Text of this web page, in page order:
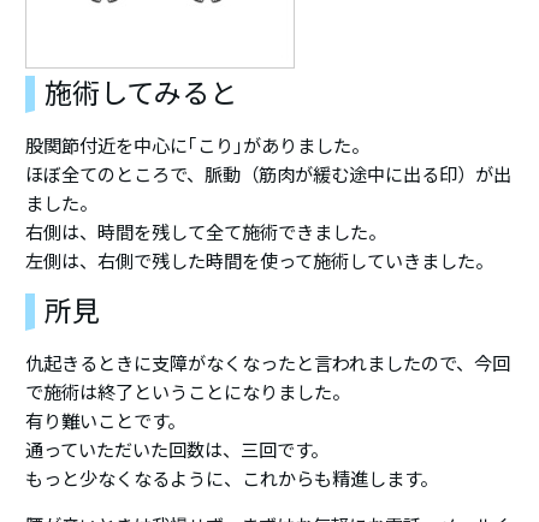
施術してみると
股関節付近を中心に｢こり｣がありました。
ほぼ全てのところで、脈動（筋肉が緩む途中に出る印）が出
ました。
右側は、時間を残して全て施術できました。
左側は、右側で残した時間を使って施術していきました。
所見
仇起きるときに支障がなくなったと言われましたので、今回
で施術は終了ということになりました。
有り難いことです。
通っていただいた回数は、三回です。
もっと少なくなるように、これからも精進します。